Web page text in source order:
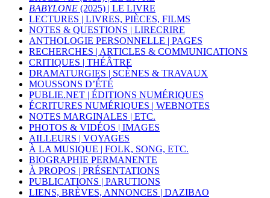
BABYLONE (2025) | LE LIVRE
LECTURES | LIVRES, PIÈCES, FILMS
NOTES & QUESTIONS | LIRECRIRE
ANTHOLOGIE PERSONNELLE | PAGES
RECHERCHES | ARTICLES & COMMUNICATIONS
CRITIQUES | THÉÂTRE
DRAMATURGIES | SCÈNES & TRAVAUX
MOUSSONS D’ÉTÉ
PUBLIE.NET | ÉDITIONS NUMÉRIQUES
ÉCRITURES NUMÉRIQUES | WEBNOTES
NOTES MARGINALES | ETC.
PHOTOS & VIDÉOS | IMAGES
AILLEURS | VOYAGES
À LA MUSIQUE | FOLK, SONG, ETC.
BIOGRAPHIE PERMANENTE
À PROPOS | PRÉSENTATIONS
PUBLICATIONS | PARUTIONS
LIENS, BRÈVES, ANNONCES | DAZIBAO